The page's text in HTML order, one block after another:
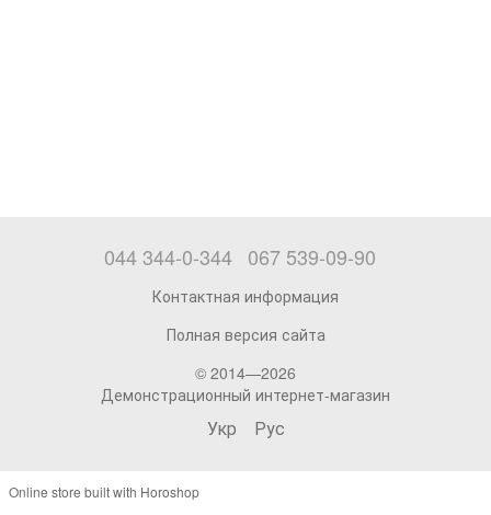
044 344-0-344 067 539-09-90
Контактная информация
Полная версия сайта
© 2014—2026
Демонстрационный интернет-магазин
Укр Рус
Online store built with Horoshop